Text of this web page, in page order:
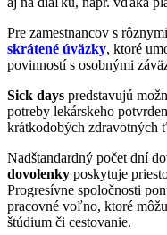
Pre zamestnancov s
skrátené úväzky, ktoré
povinností s osobnými
Sick days predstavujú
potreby lekárskeho
krátkodobých zdravotných
Nadštandardný počet dní
dovolenky poskytuje
Progresívne spoločnosti
pracovné voľno, ktoré
štúdium či cestovanie.